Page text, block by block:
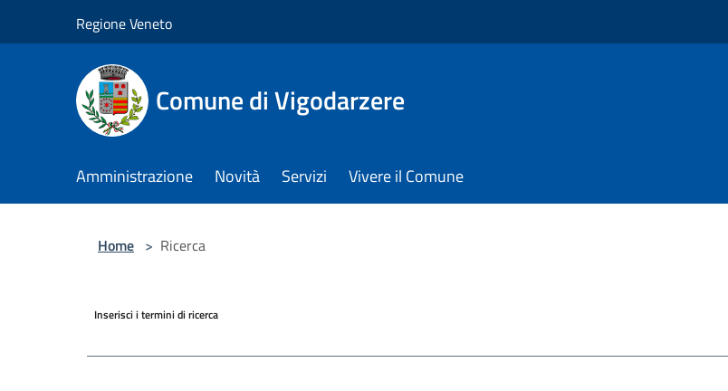
Regione Veneto
Comune di Vigodarzere
Amministrazione Novità Servizi Vivere il Comune
Home > Ricerca
Inserisci i termini di ricerca